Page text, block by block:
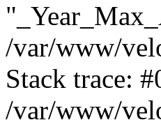
/var/www/
Stack trace:
/var/www/